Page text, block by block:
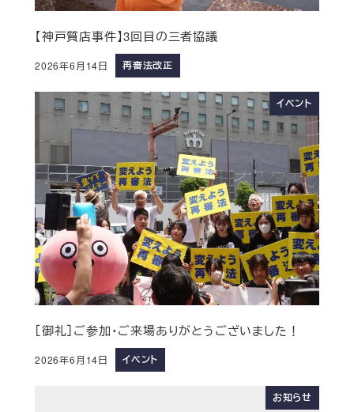
【神戸質店事件】3回目の三者協議
2026年6月14日 再審法改正
イベント
［御礼］ご参加・ご来場ありがとうございました！
2026年6月14日 イベント
お知らせ